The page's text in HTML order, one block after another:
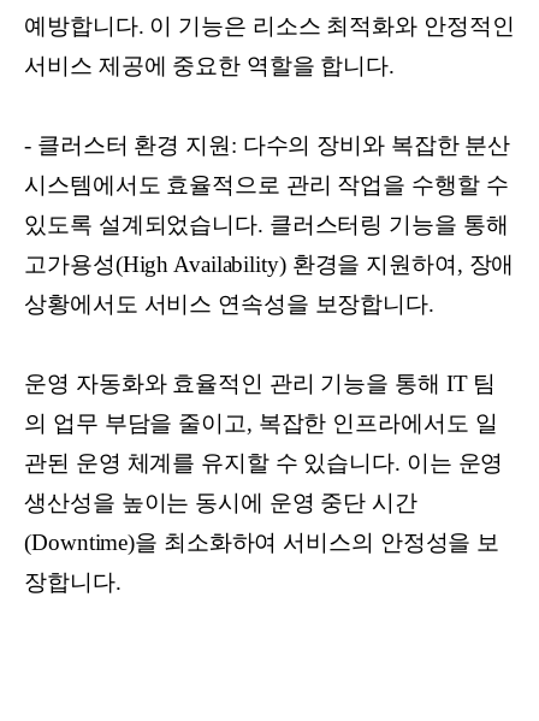
예방합니다. 이 기능은 리소스 최적화와 안정적인
서비스 제공에 중요한 역할을 합니다.
- 클러스터 환경 지원: 다수의 장비와 복잡한 분산
시스템에서도 효율적으로 관리 작업을 수행할 수
있도록 설계되었습니다. 클러스터링 기능을 통해
고가용성(High Availability) 환경을 지원하여, 장애
상황에서도 서비스 연속성을 보장합니다.
운영 자동화와 효율적인 관리 기능을 통해 IT 팀
의 업무 부담을 줄이고, 복잡한 인프라에서도 일
관된 운영 체계를 유지할 수 있습니다. 이는 운영
생산성을 높이는 동시에 운영 중단 시간
(Downtime)을 최소화하여 서비스의 안정성을 보
장합니다.